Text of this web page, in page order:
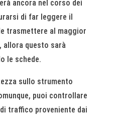
ancora nel corso dei
di far leggere il
trasmettere al maggior
allora questo sarà
le schede.
sullo strumento
puoi controllare
traffico proveniente dai